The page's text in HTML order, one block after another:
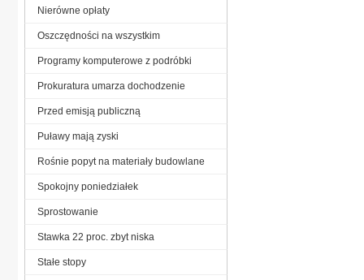
Nierówne opłaty
Oszczędności na wszystkim
Programy komputerowe z podróbki
Prokuratura umarza dochodzenie
Przed emisją publiczną
Puławy mają zyski
Rośnie popyt na materiały budowlane
Spokojny poniedziałek
Sprostowanie
Stawka 22 proc. zbyt niska
Stałe stopy